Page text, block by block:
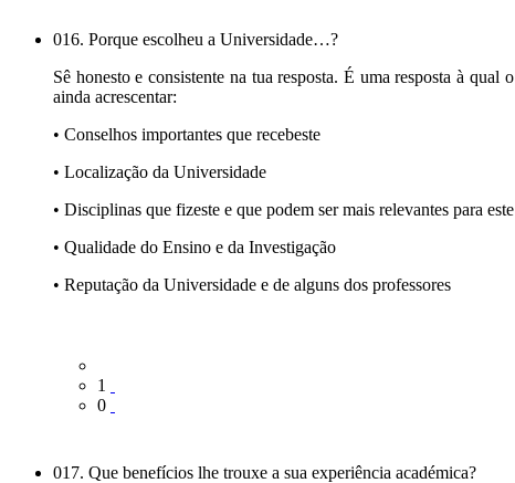
016. Porque escolheu a Universidade…?
Sê honesto e consistente na tua resposta. É uma resposta à
ainda acrescentar:
• Conselhos importantes que recebeste
• Localização da Universidade
• Disciplinas que fizeste e que podem ser mais relevantes para
• Qualidade do Ensino e da Investigação
• Reputação da Universidade e de alguns dos professores
1
0
017. Que benefícios lhe trouxe a sua experiência académica?